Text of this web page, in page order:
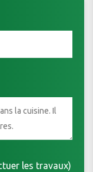
les travaux)